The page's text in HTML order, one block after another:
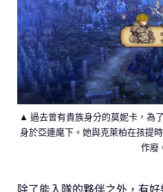
▲ 過去曾有貴族身分的莫妮卡，為
身於亞連麾下。她與克萊柏在孩提
作廢
除了能入隊的夥伴之外，有